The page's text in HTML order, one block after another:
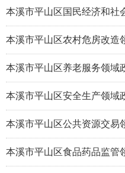
本溪市平山区国民经济和社
划和二〇三五年远景目标纲
本溪市平山区农村危房改造
目录
本溪市平山区养老服务领域
本溪市平山区安全生产领域
本溪市平山区公共资源交易
目录
本溪市平山区食品药品监管